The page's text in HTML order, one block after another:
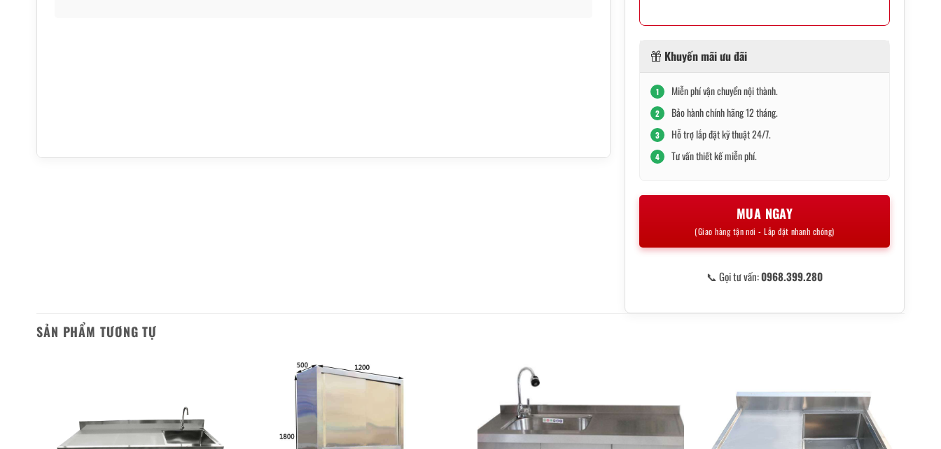
Khuyến mãi ưu đãi
1 Miễn phí vận chuyển nội thành.
2 Bảo hành chính hãng 12 tháng.
3 Hỗ trợ lắp đặt kỹ thuật 24/7.
4 Tư vấn thiết kế miễn phí.
MUA NGAY
(Giao hàng tận nơi - Lắp đặt nhanh chóng)
📞 Gọi tư vấn:0968.399.280
SẢN PHẨM TƯƠNG TỰ